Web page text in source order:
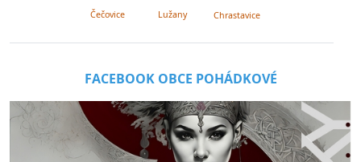
Čečovice
Lužany
Chrastavice
FACEBOOK OBCE POHÁDKOVÉ